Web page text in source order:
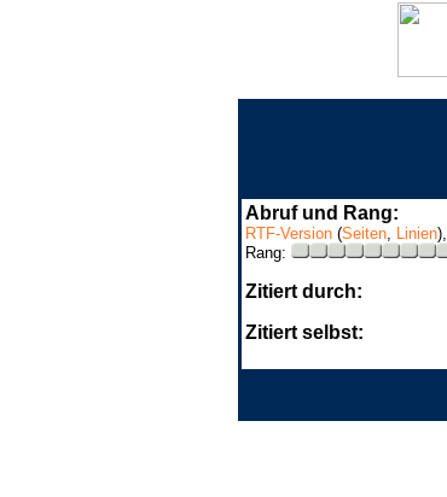
Abruf und Rang:
RTF-Version (Seiten, Linien),
Rang:
Zitiert durch:
Zitiert selbst: